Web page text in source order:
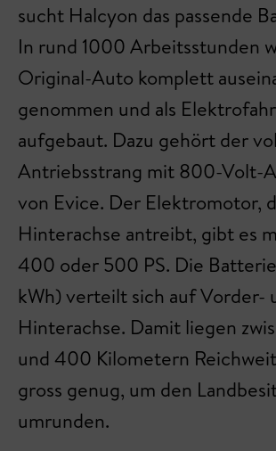
sucht Halcyon das passende
In rund 1000 Arbeitsstunden
Original-Auto komplett
genommen und als
aufgebaut. Dazu gehört der
Antriebsstrang mit 800-Volt-
von Evice. Der Elektromotor,
Hinterachse antreibt, gibt es
400 oder 500 PS. Die
kWh) verteilt sich auf Vorder-
Hinterachse. Damit liegen
und 400 Kilometern
gross genug, um den
umrunden.